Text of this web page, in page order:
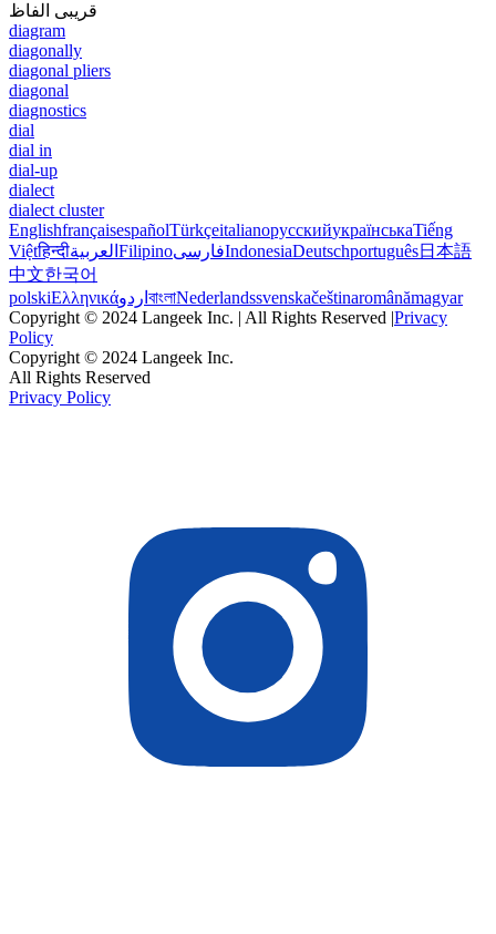
قریبی الفاظ
diagram
diagonally
diagonal pliers
diagonal
diagnostics
dial
dial in
dial-up
dialect
dialect cluster
EnglishfrançaisespañolTürkçeitalianoрусскийукраїнськаTiếng
Việtहिन्दीالعربية FilipinoفارسیIndonesiaDeutschportuguês日本語
中文한국어
polskiΕλληνικάاردو বাংলাNederlandssvenskačeštinaromânămagyar
Copyright © 2024 Langeek Inc. | All Rights Reserved |Privacy
Policy
Copyright © 2024 Langeek Inc.
All Rights Reserved
Privacy Policy